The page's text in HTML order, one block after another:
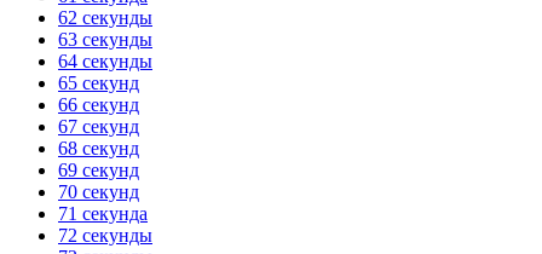
62 секунды
63 секунды
64 секунды
65 секунд
66 секунд
67 секунд
68 секунд
69 секунд
70 секунд
71 секунда
72 секунды